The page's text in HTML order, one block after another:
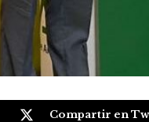
Compartir en